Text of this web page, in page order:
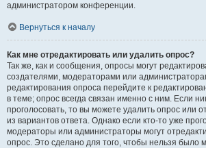
администратором конференции.
Вернуться к началу
Как мне отредактировать или удалить опрос?
Так же, как и сообщения, опросы могут
создателями, модераторами или
редактирования опроса перейдите к
в теме; опрос всегда связан именно с ним. Если
проголосовать, то вы можете удалить опрос или
из вариантов ответа. Однако если кто-то уже
модераторы или администраторы могут
опрос. Это сделано для того, чтобы нельзя было